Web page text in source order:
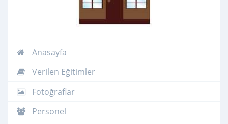
Anasayfa
Verilen Eğitimler
Fotoğraflar
Personel